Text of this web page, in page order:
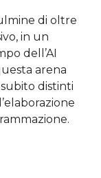
di oltre
in un
dell’AI
arena
distinti